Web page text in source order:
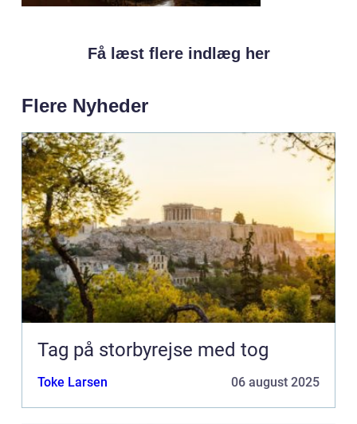
Få læst flere indlæg her
Flere Nyheder
Tag på storbyrejse med tog
Toke Larsen 06 august 2025